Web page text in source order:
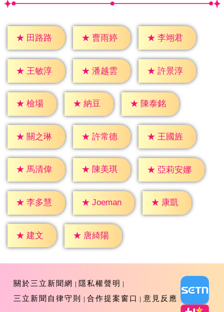
★ 田路路 ★ 曹雨婷 ★ 李翊君
★ 王敏淳 ★ 潘越雲 ★ 許景淳
★ 檢場 ★ 納豆 ★ 陳泰銘
★ 關之琳 ★ 許常德 ★ 王國旌
★ 馬清偉 ★ 陳美琪 ★ 亞莉安娜
★ 李多慧 ★ Joeman ★ 康凱
★ 建文 ★ 唐綺陽
關於三立新聞網
隱私權聲明
三立新聞自律守則
合作提案窗口 意見反應